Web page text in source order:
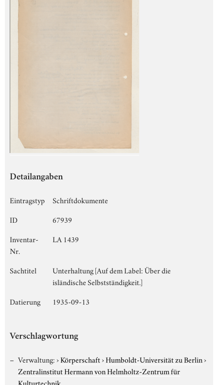
Detailangaben
Eintragstyp
Schriftdokumente
ID
67939
Inventar-
Nr.
LA 1439
Sachtitel
Unterhaltung [Auf dem Label: Über die
isländische Selbstständigkeit.]
Datierung
1935-09-13
Verschlagwortung
Verwaltung:›Körperschaft›Humboldt-Universität zu Berlin›
Zentralinstitut Hermann von Helmholtz-Zentrum für
Kulturtechnik